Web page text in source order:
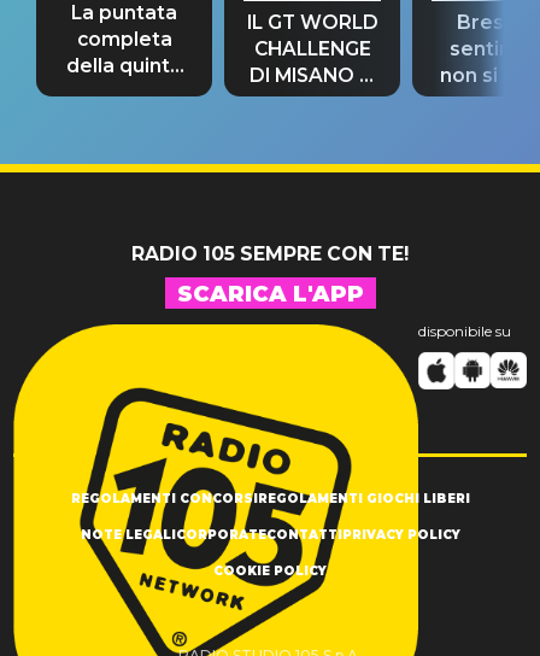
La puntata
completa
della quinta
tappa
IL GT WORLD
CHALLENGE
DI MISANO si
riconferma
Bresh:
non si
fino alla
RADIO 105 SEMPRE CON TE!
SCARICA L'APP
disponibile su
REGOLAMENTI CONCORSI REGOLAMENTI GIOCHI LIBERI
NOTE LEGALI CORPORATECONTATTI PRIVACY POLICY
COOKIE POLICY